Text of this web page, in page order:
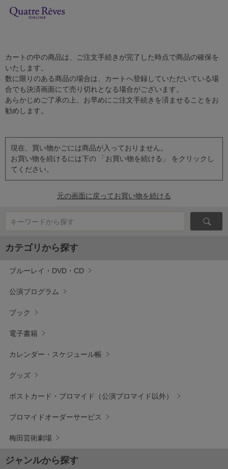
カートの中の商品は、ご注文手続きが完了した時点で商品の確保を
いたします。
数に限りのある商品の場合は、カートへ登録していただいている場
合でも決済画面にて売り切れとなる場合がございます。
あらかじめご了承の上、お早めにご注文手続きを済ませることをお
勧めします。
現在、買い物かごには商品が入っておりません。
お買い物を続けるには下の 「お買い物を続ける」 をクリックし
てください。
元の画面に戻ってお買い物を続ける
キーワードから探す
カテゴリから探す
ブルーレイ・DVD・CD
公演プログラム
ブック
電子書籍
カレンダー・スケジュール帳
グッズ
ポストカード・ブロマイド（公演ブロマイド以外）
ブロマイドオーダーサービス
梅田芸術劇場
ジャンルから探す